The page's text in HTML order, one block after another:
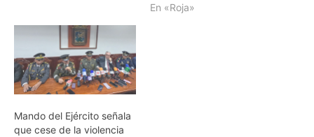
En «Roja»
Mando del Ejército señala
que cese de la violencia